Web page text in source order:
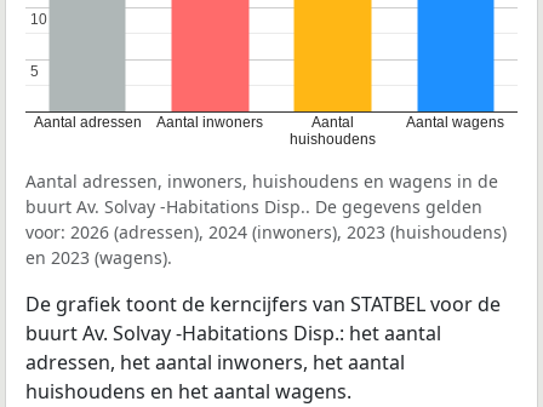
Aantal adressen Aantal inwoners
Aantal
huishoudens
Aantal wagens
5
5
10
10
Aantal adressen, inwoners, huishoudens en wagens in de
buurt Av. Solvay -Habitations Disp.. De gegevens gelden
voor: 2026 (adressen), 2024 (inwoners), 2023 (huishoudens)
en 2023 (wagens).
De grafiek toont de kerncijfers van STATBEL voor de
buurt Av. Solvay -Habitations Disp.: het aantal
adressen, het aantal inwoners, het aantal
huishoudens en het aantal wagens.